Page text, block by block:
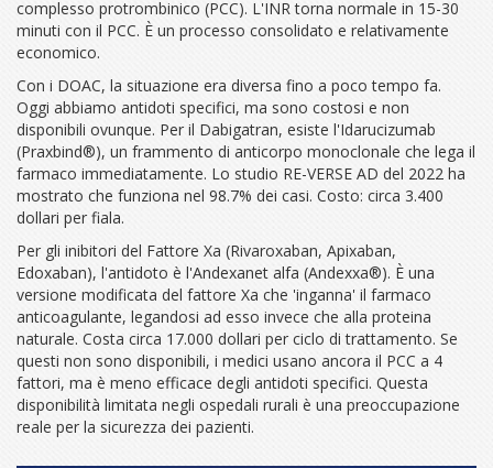
complesso protrombinico (PCC). L'INR torna normale in 15-30
minuti con il PCC. È un processo consolidato e relativamente
economico.
Con i DOAC, la situazione era diversa fino a poco tempo fa.
Oggi abbiamo antidoti specifici, ma sono costosi e non
disponibili ovunque. Per il Dabigatran, esiste l'Idarucizumab
(Praxbind®), un frammento di anticorpo monoclonale che lega il
farmaco immediatamente. Lo studio RE-VERSE AD del 2022 ha
mostrato che funziona nel 98.7% dei casi. Costo: circa 3.400
dollari per fiala.
Per gli inibitori del Fattore Xa (Rivaroxaban, Apixaban,
Edoxaban), l'antidoto è l'Andexanet alfa (Andexxa®). È una
versione modificata del fattore Xa che 'inganna' il farmaco
anticoagulante, legandosi ad esso invece che alla proteina
naturale. Costa circa 17.000 dollari per ciclo di trattamento. Se
questi non sono disponibili, i medici usano ancora il PCC a 4
fattori, ma è meno efficace degli antidoti specifici. Questa
disponibilità limitata negli ospedali rurali è una preoccupazione
reale per la sicurezza dei pazienti.